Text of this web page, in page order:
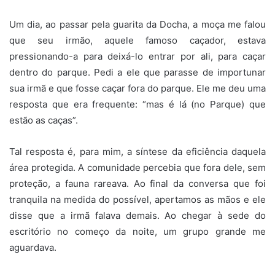
Um dia, ao passar pela guarita da Docha, a moça me falou
que seu irmão, aquele famoso caçador, estava
pressionando-a para deixá-lo entrar por ali, para caçar
dentro do parque. Pedi a ele que parasse de importunar
sua irmã e que fosse caçar fora do parque. Ele me deu uma
resposta que era frequente: “mas é lá (no Parque) que
estão as caças”.
Tal resposta é, para mim, a síntese da eficiência daquela
área protegida. A comunidade percebia que fora dele, sem
proteção, a fauna rareava. Ao final da conversa que foi
tranquila na medida do possível, apertamos as mãos e ele
disse que a irmã falava demais. Ao chegar à sede do
escritório no começo da noite, um grupo grande me
aguardava.